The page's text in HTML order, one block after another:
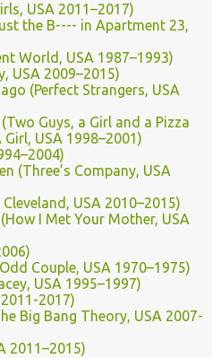
USA 2011–2017)
the B---- in Apartment 23,
World, USA 1987–1993)
USA 2009–2015)
(Perfect Strangers, USA
Guys, a Girl and a Pizza
USA 1998–2001)
(Three’s Company, USA
USA 2010–2015)
I Met Your Mother, USA
Couple, USA 1970–1975)
USA 1995–1997)
2017)
Big Bang Theory, USA 2007-
2011–2015)